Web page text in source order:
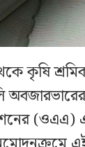
কৃষি
(ওএএ)